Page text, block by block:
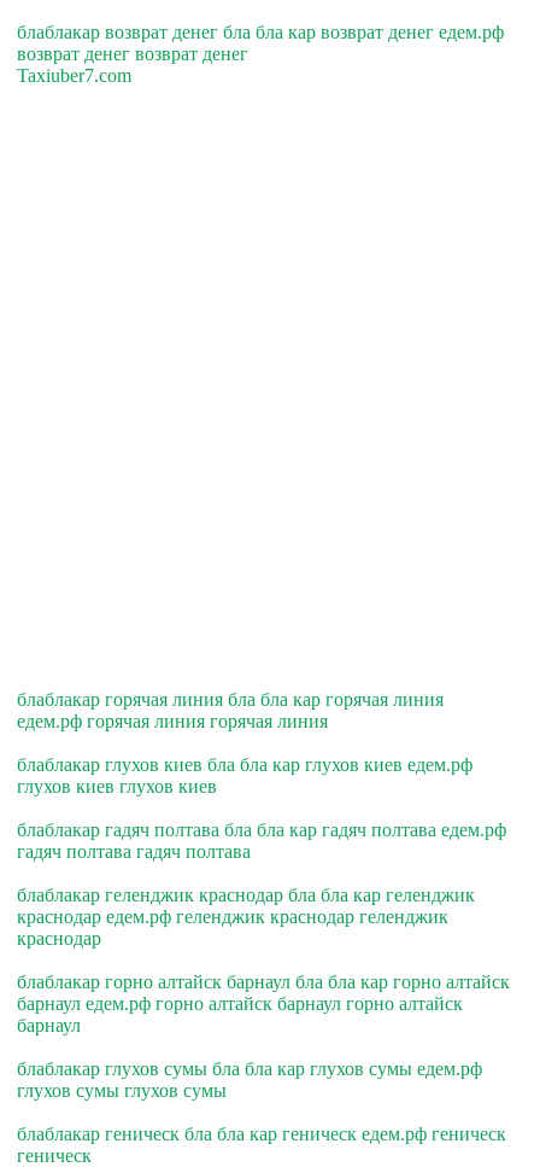
блаблакар возврат денег бла бла кар возврат денег едем.рф
возврат денег возврат денег
Taxiuber7.com
блаблакар горячая линия бла бла кар горячая линия
едем.рф горячая линия горячая линия
блаблакар глухов киев бла бла кар глухов киев едем.рф
глухов киев глухов киев
блаблакар гадяч полтава бла бла кар гадяч полтава едем.рф
гадяч полтава гадяч полтава
блаблакар геленджик краснодар бла бла кар геленджик
краснодар едем.рф геленджик краснодар геленджик
краснодар
блаблакар горно алтайск барнаул бла бла кар горно алтайск
барнаул едем.рф горно алтайск барнаул горно алтайск
барнаул
блаблакар глухов сумы бла бла кар глухов сумы едем.рф
глухов сумы глухов сумы
блаблакар геническ бла бла кар геническ едем.рф геническ
геническ